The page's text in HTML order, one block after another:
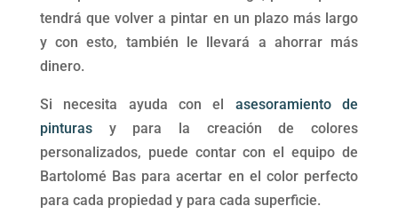
tendrá que volver a pintar en un plazo más largo
y con esto, también le llevará a ahorrar más
dinero.
Si necesita ayuda con el asesoramiento de
pinturasy para la creación de colores
personalizados, puede contar con el equipo de
Bartolomé Bas para acertar en el color perfecto
para cada propiedad y para cada superficie.